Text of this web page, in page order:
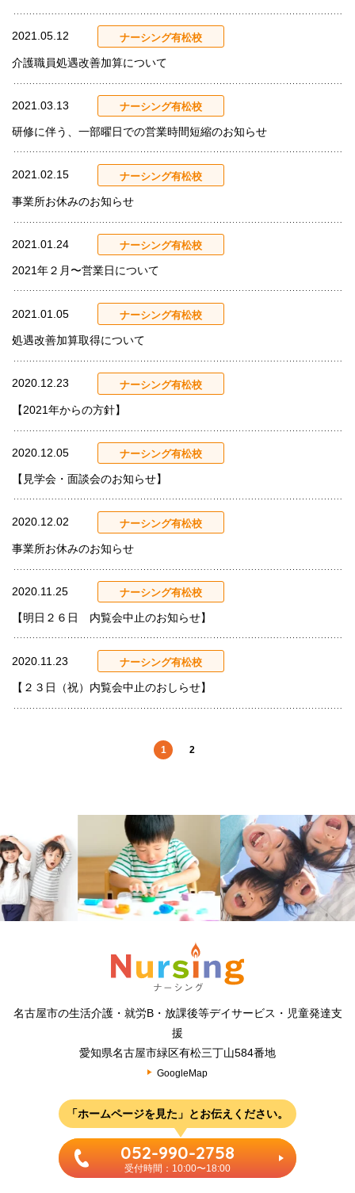
2021.05.12 ナーシング有松校
介護職員処遇改善加算について
2021.03.13 ナーシング有松校
研修に伴う、一部曜日での営業時間短縮のお知らせ
2021.02.15 ナーシング有松校
事業所お休みのお知らせ
2021.01.24 ナーシング有松校
2021年２月〜営業日について
2021.01.05 ナーシング有松校
処遇改善加算取得について
2020.12.23 ナーシング有松校
【2021年からの方針】
2020.12.05 ナーシング有松校
【見学会・面談会のお知らせ】
2020.12.02 ナーシング有松校
事業所お休みのお知らせ
2020.11.25 ナーシング有松校
【明日２６日 内覧会中止のお知らせ】
2020.11.23 ナーシング有松校
【２３日（祝）内覧会中止のおしらせ】
1 2
名古屋市の生活介護・就労B・放課後等デイサービス・児童発達支
援
愛知県名古屋市緑区有松三丁山584番地
GoogleMap
「ホームページを見た」とお伝えください。
052-990-2758
受付時間：10:00〜18:00